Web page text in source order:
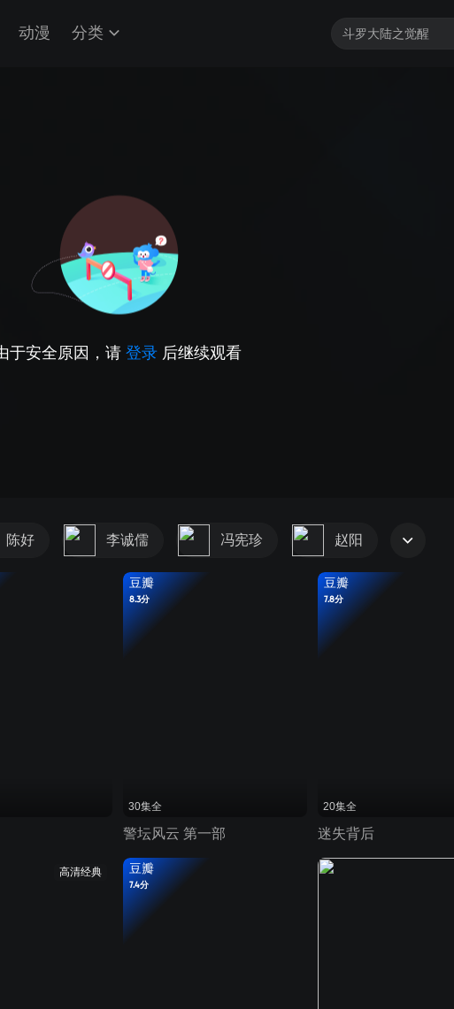
动漫 分类
于安全原因，请 登录 后继续观看
陈好 李诚儒 冯宪珍 赵阳
豆瓣
8.3分
30集全
警坛风云 第一部
豆瓣
7.8分
20集全
迷失背后
高清经典 豆瓣
7.4分